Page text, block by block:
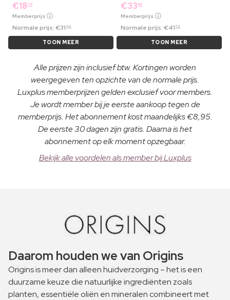
€18 79
Memberprijs
Normale prijs:€31 69
TOON MEER
€33 69
Memberprijs
Normale prijs:€41 79
TOON MEER
Alle prijzen zijn inclusief btw. Kortingen worden
weergegeven ten opzichte van de normale prijs.
Luxplus memberprijzen gelden exclusief voor members.
Je wordt member bij je eerste aankoop tegen de
memberprijs. Het abonnement kost maandelijks €8,95.
De eerste 30 dagen zijn gratis. Daarna is het
abonnement op elk moment opzegbaar.
Bekijk alle voordelen als member bij Luxplus
Daarom houden we van Origins
Origins is meer dan alleen huidverzorging – het is een
duurzame keuze die natuurlijke ingrediënten zoals
planten, essentiële oliën en mineralen combineert met